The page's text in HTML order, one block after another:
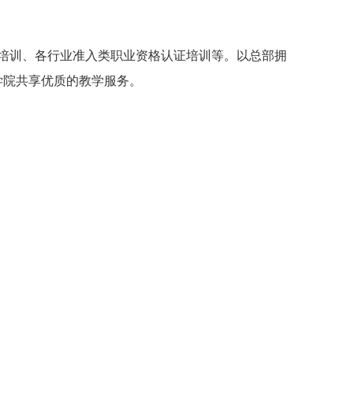
、各行业准入类职业资格认证培训等。
以总部拥
共享优质的教学服务。